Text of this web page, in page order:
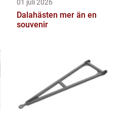
01 juli 2026
Dalahästen mer än en
souvenir